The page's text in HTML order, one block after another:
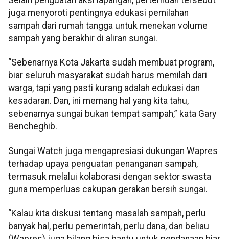
juga menyoroti pentingnya edukasi pemilahan
sampah dari rumah tangga untuk menekan volume
sampah yang berakhir di aliran sungai.
“Sebenarnya Kota Jakarta sudah membuat program,
biar seluruh masyarakat sudah harus memilah dari
warga, tapi yang pasti kurang adalah edukasi dan
kesadaran. Dan, ini memang hal yang kita tahu,
sebenarnya sungai bukan tempat sampah,” kata Gary
Bencheghib.
Sungai Watch juga mengapresiasi dukungan Wapres
terhadap upaya penguatan penanganan sampah,
termasuk melalui kolaborasi dengan sektor swasta
guna memperluas cakupan gerakan bersih sungai.
“Kalau kita diskusi tentang masalah sampah, perlu
banyak hal, perlu pemerintah, perlu dana, dan beliau